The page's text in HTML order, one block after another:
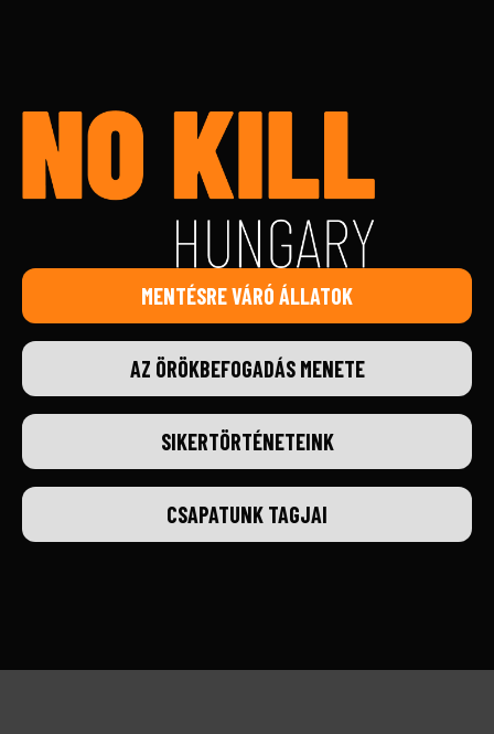
MENTÉSRE VÁRÓ ÁLLATOK
AZ ÖRÖKBEFOGADÁS MENETE
SIKERTÖRTÉNETEINK
CSAPATUNK TAGJAI